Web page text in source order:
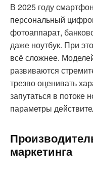
В 2025 году
персональный
фотоаппарат,
даже ноутбук. При
всё сложнее.
развиваются
трезво оценивать
запутаться в потоке
параметры
маркетинга